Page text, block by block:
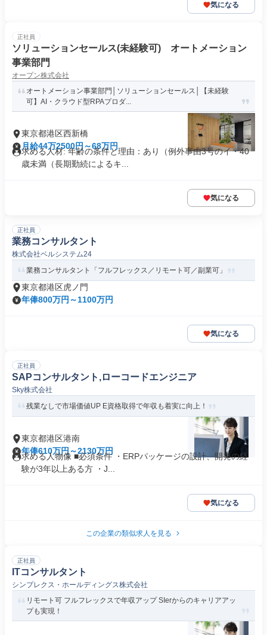
気になる
正社員
ソリューションセールス(未経験可) オートメーション
事業部門
オープン株式会社
オートメーション事業部門│ソリューションセールス│【未経験
可】AI・クラウド型RPAプロダ...
東京都港区西新橋
月給44万2500円～68万円
求める人材: 年齢の条件と理由：あり（例外事由3号のイ・40
歳未満（長期勤続によるキ...
気になる
正社員
業務コンサルタント
株式会社ベルシステム24
業務コンサルタント「フルフレックス／リモート可／副業可」
東京都港区虎ノ門
年俸800万円～1100万円
気になる
正社員
SAPコンサルタント,ローコードエンジニア
Sky株式会社
残業なしで市場価値UP E資格取得で年収も着実に向上！
東京都港区港南
年俸610万円～2130万円
求める人物像 ■必須条件 ・ERPパッケージの設計、開発の経
験が3年以上ある方 ・J...
気になる
この企業の類似求人を見る
正社員
ITコンサルタント
シンプレクス・ホールディングス株式会社
リモート可 フルフレックスで年収アップ SIerからのキャリアアッ
プも実現！